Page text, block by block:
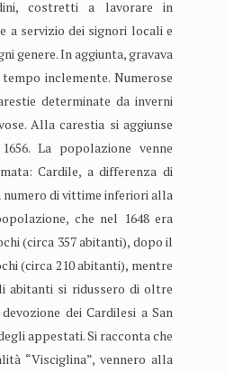
costretti a lavorare in
a servizio dei signori locali e
genere. In aggiunta, gravava
inclemente. Numerose
determinate da inverni
Alla carestia si aggiunse
La popolazione venne
Cardile, a differenza di
di vittime inferiori alla
che nel 1648 era
(circa 357 abitanti), dopo il
(circa 210 abitanti), mentre
abitanti si ridussero di oltre
dei Cardilesi a San
appestati. Si racconta che
“Visciglina”, vennero alla